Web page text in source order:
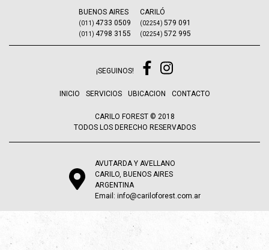
BUENOS AIRES
(011) 4733 0509
(011) 4798 3155
CARILÓ
(02254) 579 091
(02254) 572 995
¡SEGUINOS!
INICIO SERVICIOS UBICACION CONTACTO
CARILO FOREST © 2018
TODOS LOS DERECHO RESERVADOS
AVUTARDA Y AVELLANO
CARILO, BUENOS AIRES
ARGENTINA
Email: info@cariloforest.com.ar